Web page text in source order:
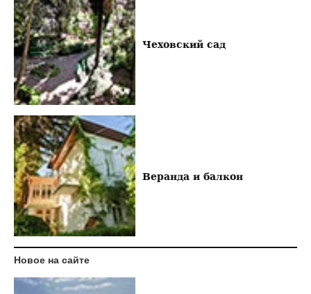
Чеховский сад
Веранда и балкон
Новое на сайте